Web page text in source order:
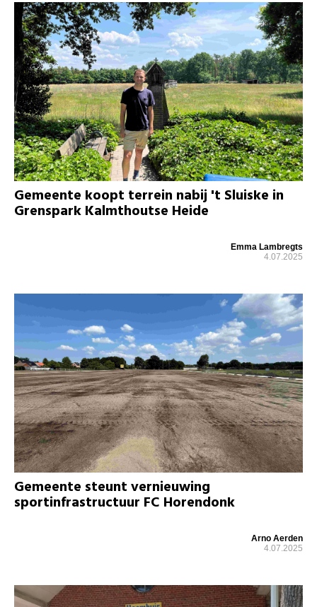
Gemeente koopt terrein nabij 't Sluiske in
Grenspark Kalmthoutse Heide
Emma Lambregts
4.07.2025
Gemeente steunt vernieuwing
sportinfrastructuur FC Horendonk
Arno Aerden
4.07.2025